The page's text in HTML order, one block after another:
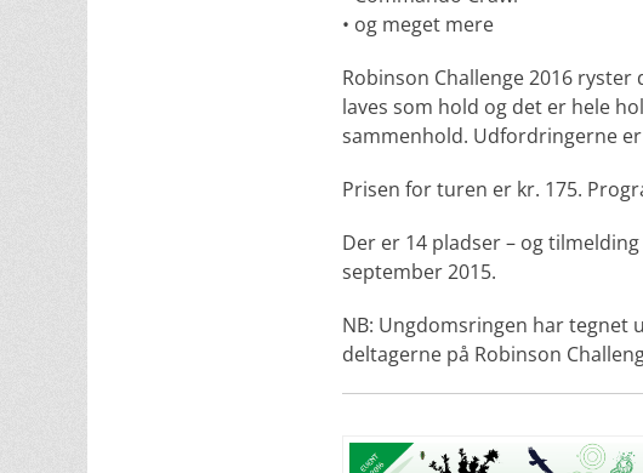
• og meget mere
Robinson Challenge 2016
laves som hold og det er hele
sammenhold. Udfordringerne
Prisen for turen er kr. 175.
Der er 14 pladser – og
september 2015.
NB: Ungdomsringen har tegnet
deltagerne på Robinson